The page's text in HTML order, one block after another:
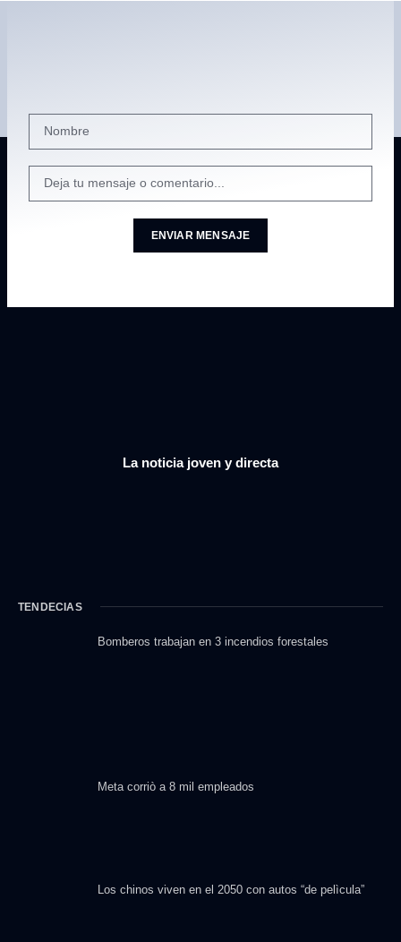
ENVIAR MENSAJE
La noticia joven y directa
TENDECIAS
Bomberos trabajan en 3 incendios forestales
Meta corriò a 8 mil empleados
Los chinos viven en el 2050 con autos “de pelìcula”